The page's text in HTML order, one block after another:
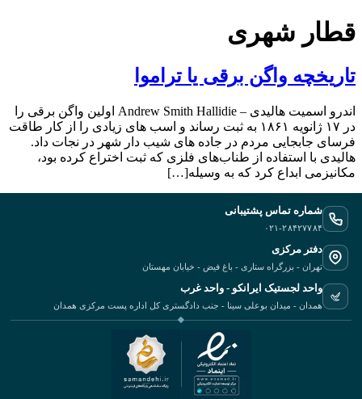
قطار شهری
تاریخچه واگن برقی یا تراموا
اندرو اسمیت هالیدی – Andrew Smith Hallidie اولین واگن برقی را
در ۱۷ ژانویه ۱۸۶۱ به ثبت رساند و اسب های زیادی را از کار طاقت
فرسای جابجایی مردم در جاده های شیب دار شهر در نجات داد.
‬مکانیزمی‭ ‬ابداع‭ ‬کرد‭ ‬که‭ ‬به‭ ‬وسیله‭ […]
شماره تماس پشتیبانی
۰۲۱-۲۸۴۲۷۷۸۴
دفتر مرکزی
تهران - بزرگراه ستاری - باغ فیض - خیابان مهستان
واحد لجستیک ایرانکو - واحد غرب
همدان - میدان بوعلی سینا - جنب دادگستری کل اداره پست مرکزی همدان